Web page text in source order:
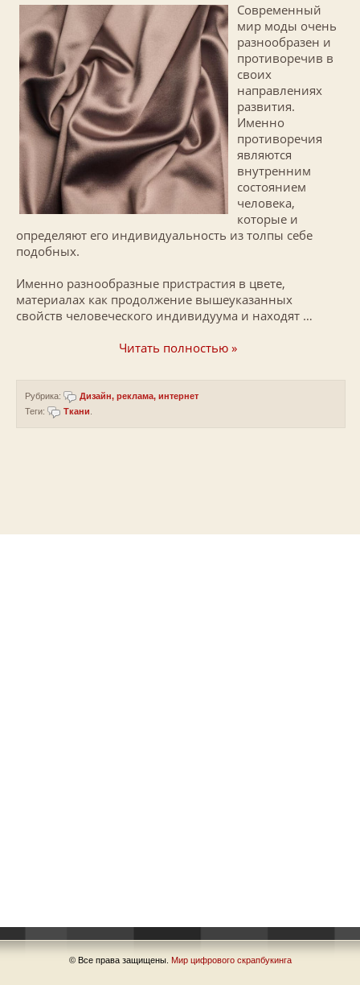
Современный
мир моды очень
разнообразен и
противоречив в
своих
направлениях
развития.
Именно
противоречия
являются
внутренним
состоянием
человека,
которые и
определяют его индивидуальность из толпы себе
подобных.
Именно разнообразные пристрастия в цвете,
материалах как продолжение вышеуказанных
свойств человеческого индивидуума и находят …
Читать полностью »
Рубрика:
Дизайн, реклама, интернет
Теги:
Ткани
© Все права защищены. Мир цифрового скрапбукинга